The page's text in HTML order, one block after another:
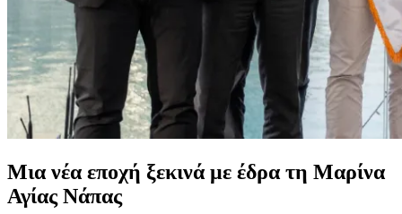
Μια νέα εποχή ξεκινά με έδρα τη Μαρίνα
Αγίας Νάπας